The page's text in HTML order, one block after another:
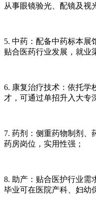
从事眼镜验光、配镜及视
5. 中药：配备中药标本展
贴合医药行业发展，就业
6. 康复治疗技术：依托学
才，可通过单招升入大专
7. 药剂：侧重药物制剂、
药房岗位，实用性强；
8. 助产：贴合医护行业需
毕业可在医院产科、妇幼